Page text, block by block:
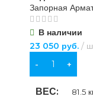
для
МАТЕРИАЛ
Запорная
В наличии
23 050 руб.
В КОРЗИНУ
ВЕС 81.5